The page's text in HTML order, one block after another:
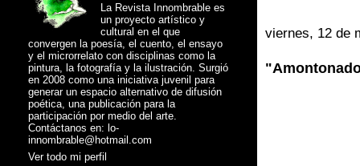
viernes, 12 de
La Revista Innombrable es
un proyecto artístico y
cultural en el que
convergen la poesía, el cuento, el ensayo
y el microrrelato con disciplinas como la
pintura, la fotografía y la ilustración. Surgió
en 2008 como una iniciativa juvenil para
generar un espacio alternativo de difusión
poética, una publicación para la
participación por medio del arte.
Contáctanos en: lo-
innombrable@hotmail.com
Ver todo mi perfil